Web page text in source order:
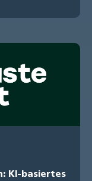
KI-basiertes